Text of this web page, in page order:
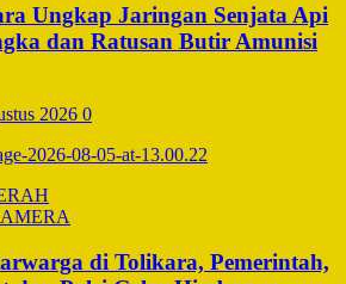
Ungkap Jaringan Senjata Api
dan Ratusan Butir Amunisi
2026 0
di Tolikara, Pemerintah,